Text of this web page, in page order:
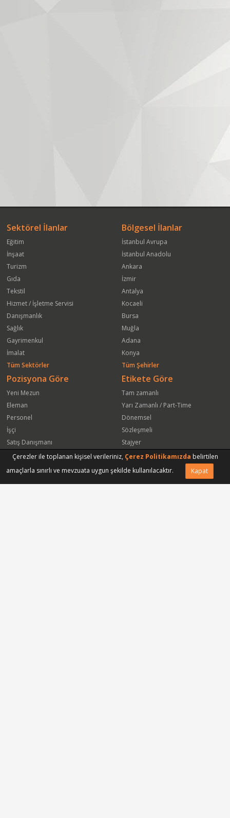
Sektörel İlanlar
Eğitim
İnşaat
Turizm
Gıda
Tekstil
Hizmet / İşletme Servisi
Danışmanlık
Sağlık
Gayrimenkul
İmalat
Tüm Sektörler
Bölgesel İlanlar
İstanbul Avrupa
İstanbul Anadolu
Ankara
İzmir
Antalya
Kocaeli
Bursa
Muğla
Adana
Konya
Tüm Şehirler
Pozisyona Göre
Yeni Mezun
Eleman
Personel
İşçi
Satış Danışmanı
Öğrenci
Satış Elemanı
Etikete Göre
Tam zamanlı
Yarı Zamanlı / Part-Time
Dönemsel
Sözleşmeli
Stajyer
Freelance
Yeni Mezun
Çerezler ile toplanan kişisel verileriniz, Çerez Politikamızda belirtilen
amaçlarla sınırlı ve mevzuata uygun şekilde kullanılacaktır.
Kapat